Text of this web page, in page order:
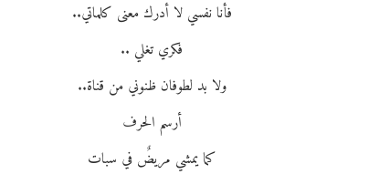
فأنا نفسي لا أدرك معنى كلماتي..
فكري تغلي ..
ولا بد لطوفان ظنوني من قناة..
أرسم الحرف
كما يمشي مريضٌ في سبات